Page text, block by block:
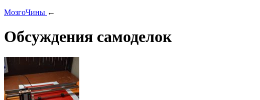
МозгоЧины ←
Обсуждения самоделок